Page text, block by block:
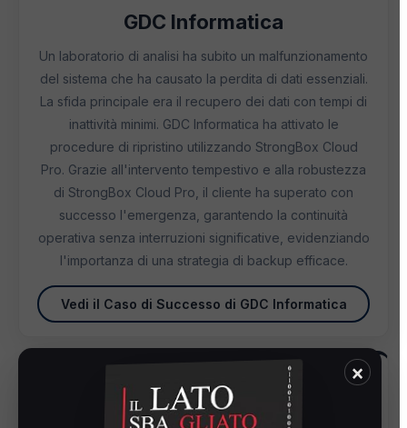
×
GDC Informatica
Un laboratorio di analisi ha subito un malfunzionamento
del sistema che ha causato la perdita di dati essenziali.
La sfida principale era il recupero dei dati con tempi di
inattività minimi. GDC Informatica ha attivato le
procedure di ripristino utilizzando StrongBox Cloud
Pro. Grazie all'intervento tempestivo e alla robustezza
di StrongBox Cloud Pro, il cliente ha superato con
successo l'emergenza, garantendo la continuità
operativa senza interruzioni significative, evidenziando
l'importanza di una strategia di backup efficace.
Vedi il Caso di Successo di GDC Informatica